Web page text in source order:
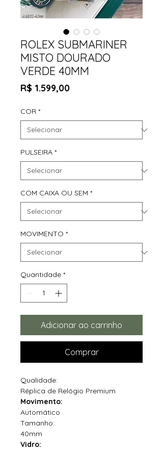
ROLEX SUBMARINER
MISTO DOURADO
VERDE 40MM
R$ 1.599,00Preço
COR *
PULSEIRA *
COM CAIXA OU SEM *
MOVIMENTO *
Quantidade *
Adicionar ao carrinho
Comprar
Qualidade:
Réplica de Relógio Premium
Movimento:
Automático
Tamanho:
40mm
Vidro: